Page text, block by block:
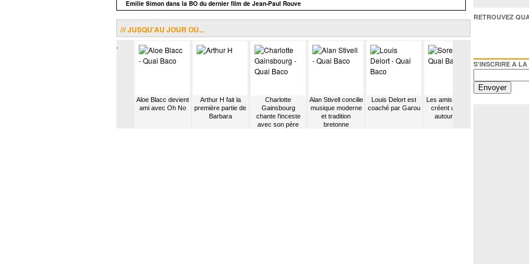
Emilie Simon dans la BO du dernier film de Jean-Paul Rouve
/// JUSQU'AU JOUR OÙ...
.
Aloe Blacc devient
ami avec Oh No
Arthur H fait la
première partie de
Barbara
Charlotte
Gainsbourg
chante l’inceste
avec son père
Alan Stivell concilie
musique moderne
et tradition
bretonne
Louis Delort est
coaché par Garou
Les amis de Sorel
créent un label
autour de lui
RETROUVEZ
S'INSCRIRE A LA